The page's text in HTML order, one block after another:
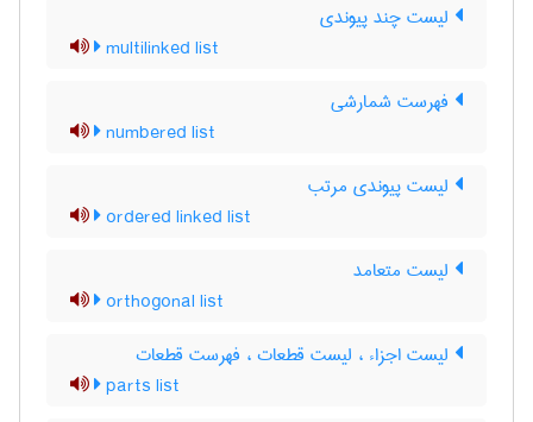
لیست چند پیوندی
multilinked list
فهرست شمارشی
numbered list
لیست پیوندی مرتب
ordered linked list
لیست متعامد
orthogonal list
لیست اجزاء ، لیست قطعات ، فهرست قطعات
parts list